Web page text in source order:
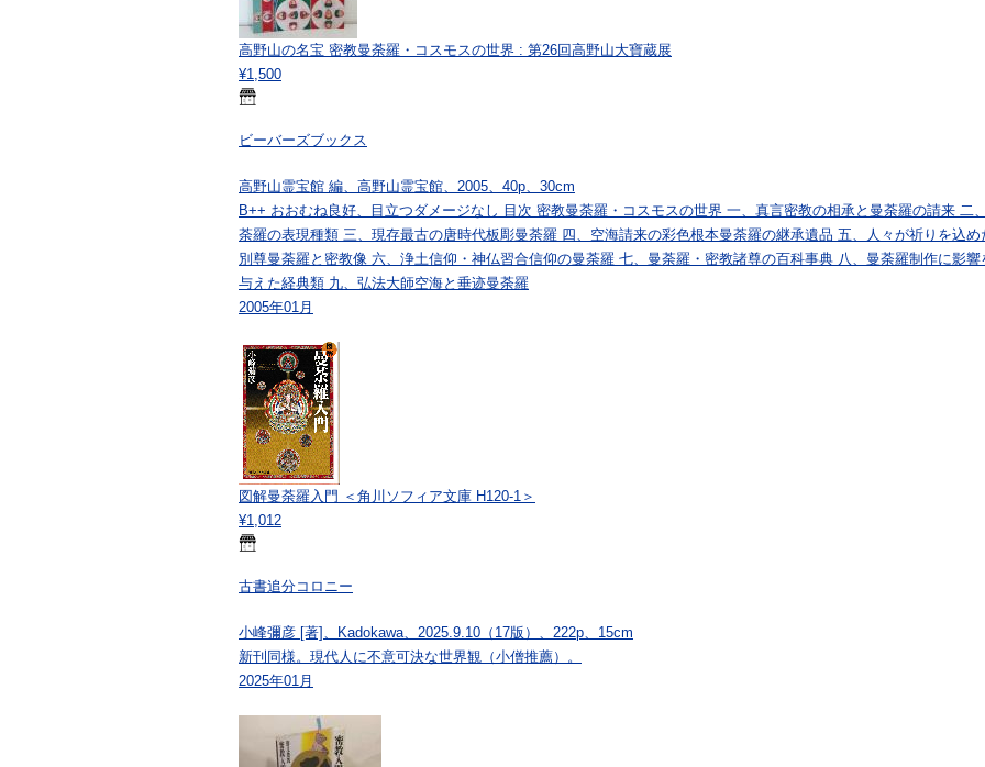
高野山の名宝 密教曼荼羅・コスモスの世界 : 第26回高野山大寶蔵展
¥1,500
ビーバーズブックス
高野山霊宝館 編、高野山霊宝館、2005、40p、30cm
B++ おおむね良好、目立つダメージなし 目次 密教曼荼羅・コスモスの世界 一、真言密教の相承と曼荼羅の請来 二
荼羅の表現種類 三、現存最古の唐時代板彫曼荼羅 四、空海請来の彩色根本曼荼羅の継承遺品 五、人々が祈りを込め
別尊曼荼羅と密教像 六、浄土信仰・神仏習合信仰の曼荼羅 七、曼荼羅・密教諸尊の百科事典 八、曼荼羅制作に影響
与えた経典類 九、弘法大師空海と垂迹曼荼羅
2005年01月
図解曼荼羅入門 ＜角川ソフィア文庫 H120-1＞
¥1,012
古書追分コロニー
小峰彌彦 [著]、Kadokawa、2025.9.10（17版）、222p、15cm
新刊同様。現代人に不意可決な世界観（小僧推薦）。
2025年01月